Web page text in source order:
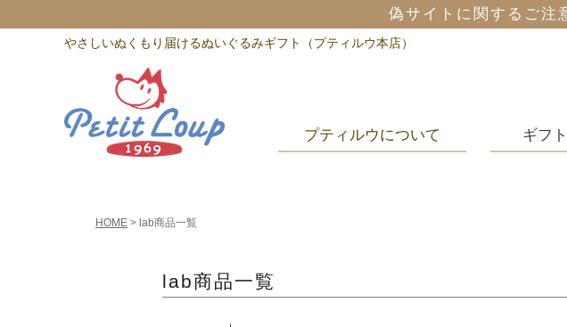
偽サイトに関するご注
やさしいぬくもり届けるぬいぐるみギフト（プティルウ本店）
プティルウについて ギフト
HOME lab商品一覧
lab商品一覧